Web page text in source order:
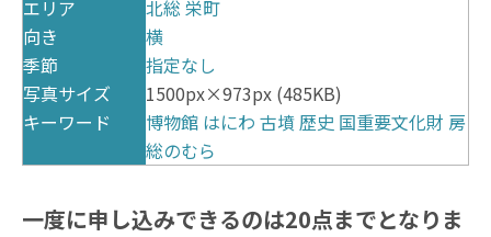
エリア
北総 栄町
向き
横
季節
指定なし
写真サイズ
1500px×973px (485KB)
キーワード
博物館 はにわ 古墳歴史 国重要文化財 房
総のむら
一度に申し込みできるのは20点までとなりま